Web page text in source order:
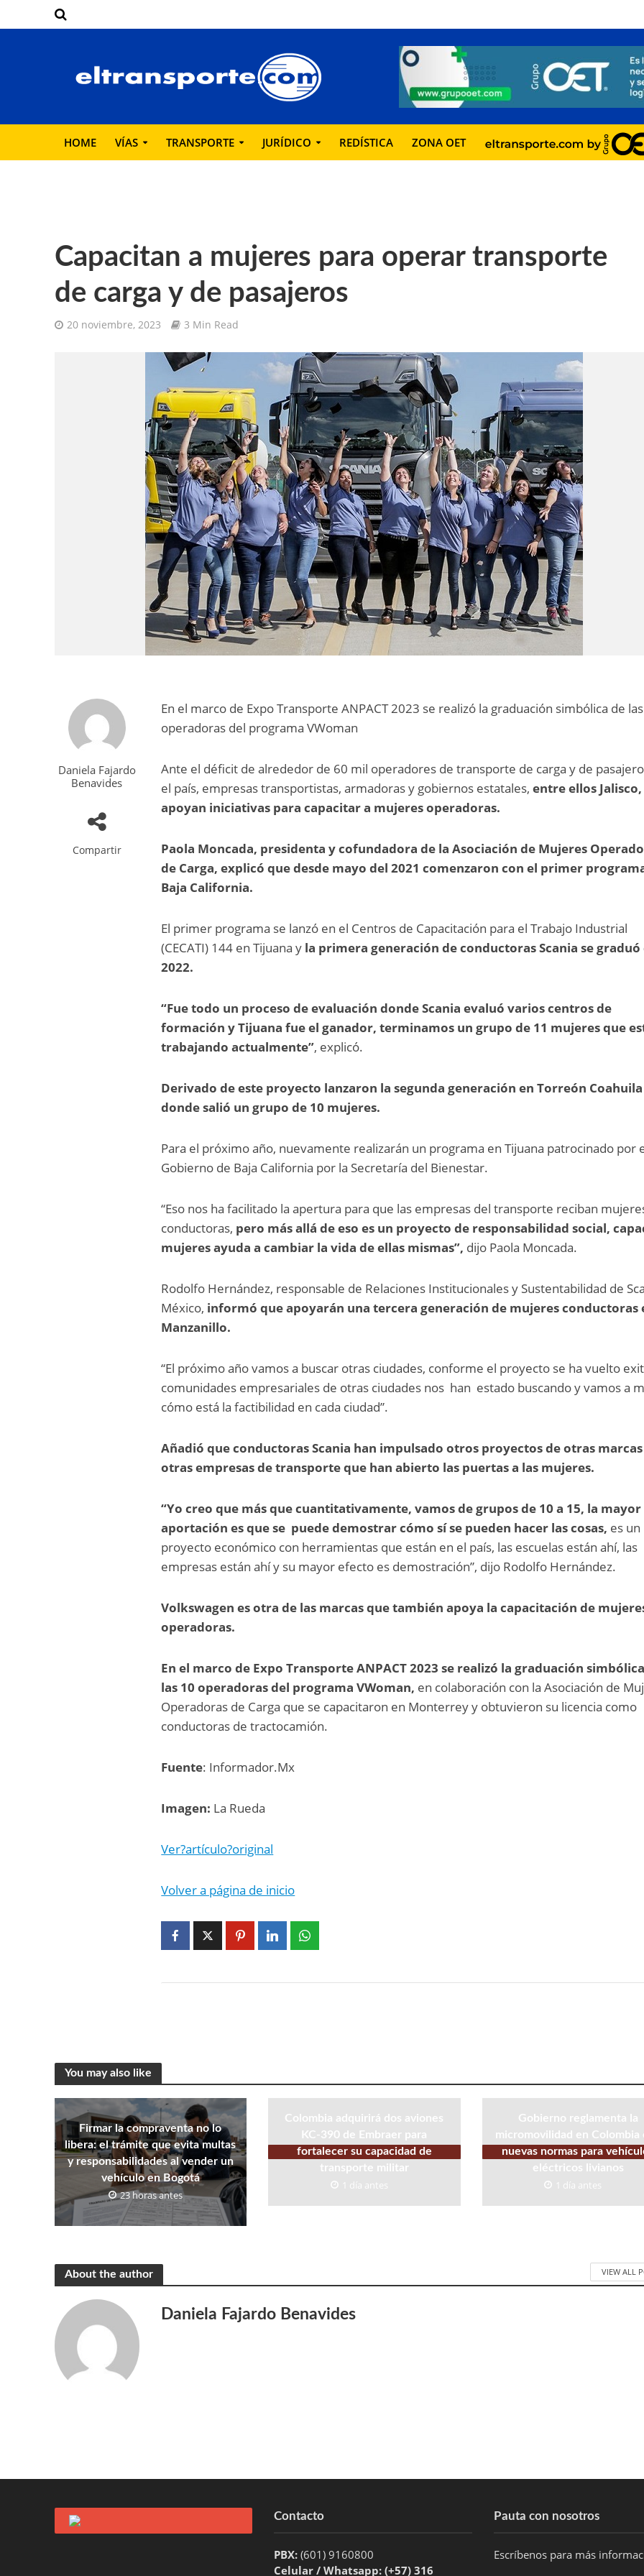
HOME VÍAS TRANSPORTE JURÍDICO REDÍSTICA ZONA OET
Capacitan a mujeres para operar transporte
de carga y de pasajeros
20 noviembre, 2023 3 Min Read
Daniela Fajardo
Benavides
Compartir
En el marco de Expo Transporte ANPACT 2023 se realizó la graduación simbólica de
operadoras del programa VWoman
Ante el déficit de alrededor de 60 mil operadores de transporte de carga y de
el país, empresas transportistas, armadoras y gobiernos estatales, entre ellos Jalisco,
apoyan iniciativas para capacitar a mujeres operadoras.
Paola Moncada, presidenta y cofundadora de la Asociación de Mujeres
de Carga, explicó que desde mayo del 2021 comenzaron con el primer
Baja California.
El primer programa se lanzó en el Centros de Capacitación para el Trabajo Industrial
(CECATI) 144 en Tijuana y la primera generación de conductoras Scania se graduó
2022.
“Fue todo un proceso de evaluación donde Scania evaluó varios centros de
formación y Tijuana fue el ganador, terminamos un grupo de 11 mujeres que
trabajando actualmente”, explicó.
Derivado de este proyecto lanzaron la segunda generación en Torreón Coahuila
donde salió un grupo de 10 mujeres.
Para el próximo año, nuevamente realizarán un programa en Tijuana patrocinado por
Gobierno de Baja California por la Secretaría del Bienestar.
“Eso nos ha facilitado la apertura para que las empresas del transporte reciban
conductoras, pero más allá de eso es un proyecto de responsabilidad social,
mujeres ayuda a cambiar la vida de ellas mismas”, dijo Paola Moncada.
Rodolfo Hernández, responsable de Relaciones Institucionales y Sustentabilidad de
México, informó que apoyarán una tercera generación de mujeres conductoras
Manzanillo.
“El próximo año vamos a buscar otras ciudades, conforme el proyecto se ha vuelto
comunidades empresariales de otras ciudades nos han estado buscando y vamos a
cómo está la factibilidad en cada ciudad”.
Añadió que conductoras Scania han impulsado otros proyectos de otras
otras empresas de transporte que han abierto las puertas a las mujeres.
“Yo creo que más que cuantitativamente, vamos de grupos de 10 a 15, la mayor
aportación es que se puede demostrar cómo sí se pueden hacer las cosas, es un
proyecto económico con herramientas que están en el país, las escuelas están ahí, las
empresas están ahí y su mayor efecto es demostración”, dijo Rodolfo Hernández.
Volkswagen es otra de las marcas que también apoya la capacitación de
operadoras.
En el marco de Expo Transporte ANPACT 2023 se realizó la graduación
las 10 operadoras del programa VWoman, en colaboración con la Asociación de
Operadoras de Carga que se capacitaron en Monterrey y obtuvieron su licencia como
conductoras de tractocamión.
Fuente: Informador.Mx
Imagen: La Rueda
Ver?artículo?original
Volver a página de inicio
You may also like
Firmar la compraventa no lo
libera: el trámite que evita multas
y responsabilidades al vender un
vehículo en Bogotá
23 horas antes
Colombia adquirirá dos aviones
KC-390 de Embraer para
fortalecer su capacidad de
transporte militar
1 día antes
Gobierno reglamenta la
micromovilidad en Colombia
nuevas normas para
eléctricos livianos
1 día antes
About the author VIEW ALL
Daniela Fajardo Benavides
Contacto
PBX: (601) 9160800
Celular / Whatsapp: (+57) 316
Pauta con nosotros
Escríbenos para más